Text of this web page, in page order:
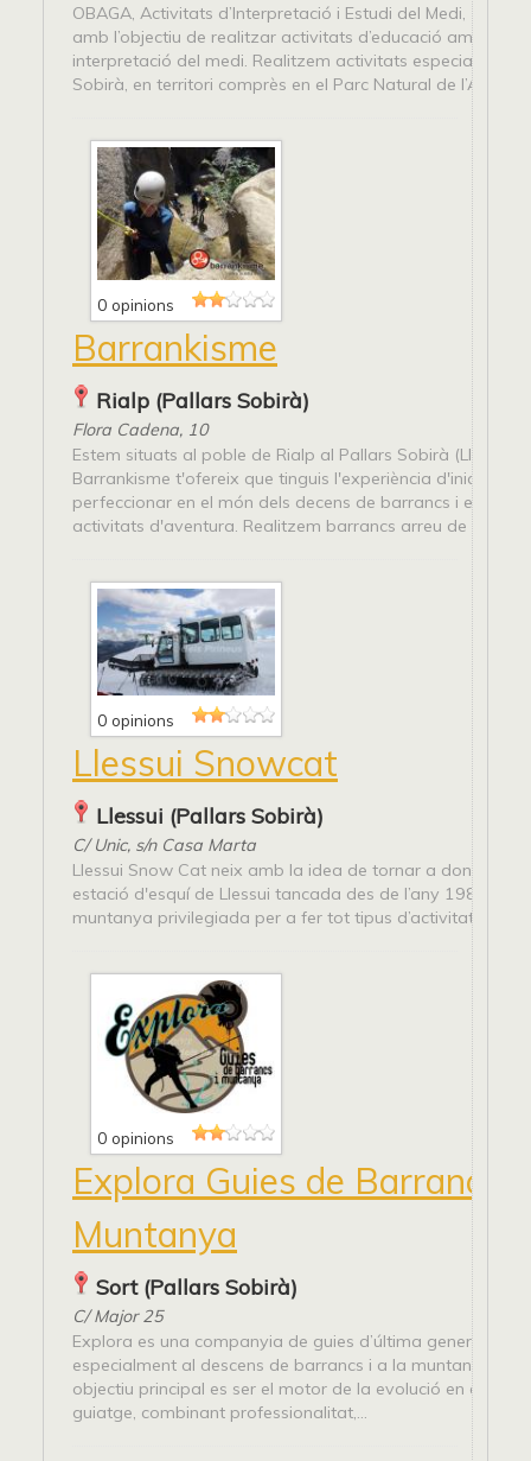
OBAGA, Activitats d’Interpretació i Estudi del Medi, neix
amb l’objectiu de realitzar activitats d’educació ambiental
interpretació del medi. Realitzem activitats especialment
Sobirà, en territori comprès en el Parc Natural de l’Alt...
0 opinions
Barrankisme
Rialp (Pallars Sobirà)
Flora Cadena, 10
Estem situats al poble de Rialp al Pallars Sobirà (Lleida),
Barrankisme t'ofereix que tinguis l'experiència d'iniciar o
perfeccionar en el món dels decens de barrancs i en altres
activitats d'aventura. Realitzem barrancs arreu de
0 opinions
Llessui Snowcat
Llessui (Pallars Sobirà)
C/ Unic, s/n Casa Marta
Llessui Snow Cat neix amb la idea de tornar a donar vida
estació d'esquí de Llessui tancada des de l’any 1987, ja
muntanya privilegiada per a fer tot tipus d’activitats...
0 opinions
Explora Guies de Barrancs i
Muntanya
Sort (Pallars Sobirà)
C/ Major 25
Explora es una companyia de guies d’última generació
especialment al descens de barrancs i a la muntanya. Els
objectiu principal es ser el motor de la evolució en el mon
guiatge, combinant professionalitat,...